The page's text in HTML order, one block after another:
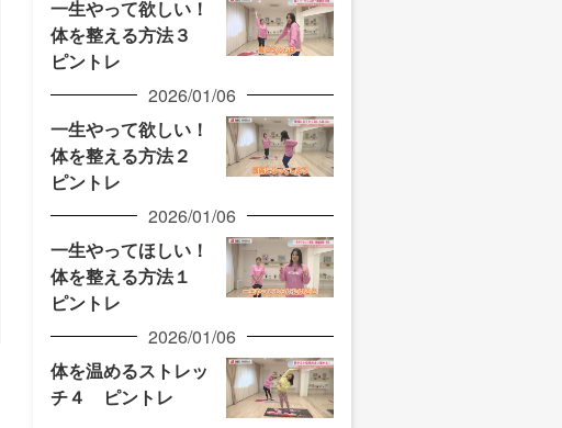
一生やって欲しい！
体を整える方法３
ピントレ
2026/01/06
一生やって欲しい！
体を整える方法２
ピントレ
2026/01/06
一生やってほしい！
体を整える方法１
ピントレ
2026/01/06
体を温めるストレッ
チ４ ピントレ